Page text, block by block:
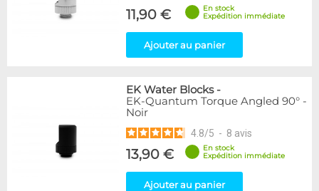
11,90 €
En stock
Expédition immédiate
Ajouter au panier
EK Water Blocks-
EK-Quantum Torque Angled 90° -
Noir
4.8/5 - 8 avis
13,90 €
En stock
Expédition immédiate
Ajouter au panier